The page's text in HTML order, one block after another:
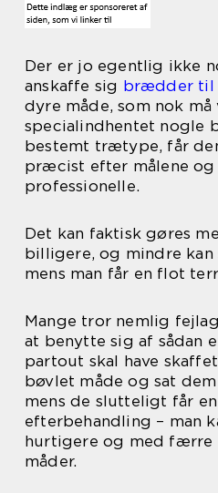
Der er jo egentlig ikke
anskaffe sig brædder til
dyre måde, som nok
specialindhentet nogle
bestemt trætype, får
præcist efter målene og
professionelle.
Det kan faktisk gøres
billigere, og mindre kan
mens man får en flot
Mange tror nemlig
at benytte sig af sådan
partout skal have
bøvlet måde og sat
mens de slutteligt får
efterbehandling – man
hurtigere og med færre
måder.